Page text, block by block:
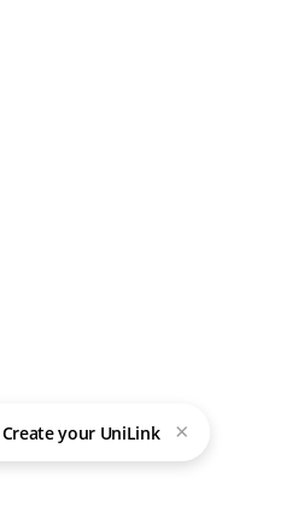
Create your UniLink ×